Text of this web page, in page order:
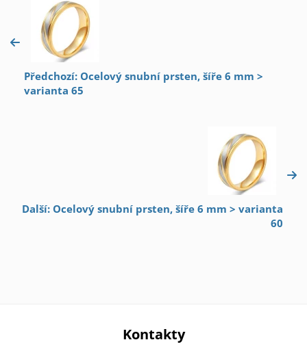
Předchozí: Ocelový snubní prsten, šíře 6 mm >
varianta 65
Další: Ocelový snubní prsten, šíře 6 mm > varianta
60
Kontakty